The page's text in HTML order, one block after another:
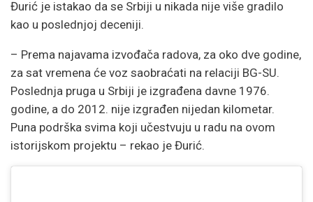
Đurić je istakao da se Srbiji u nikada nije više gradilo
kao u poslednjoj deceniji.
– Prema najavama izvođača radova, za oko dve godine,
za sat vremena će voz saobraćati na relaciji BG-SU.
Poslednja pruga u Srbiji je izgrađena davne 1976.
godine, a do 2012. nije izgrađen nijedan kilometar.
Puna podrška svima koji učestvuju u radu na ovom
istorijskom projektu – rekao je Đurić.